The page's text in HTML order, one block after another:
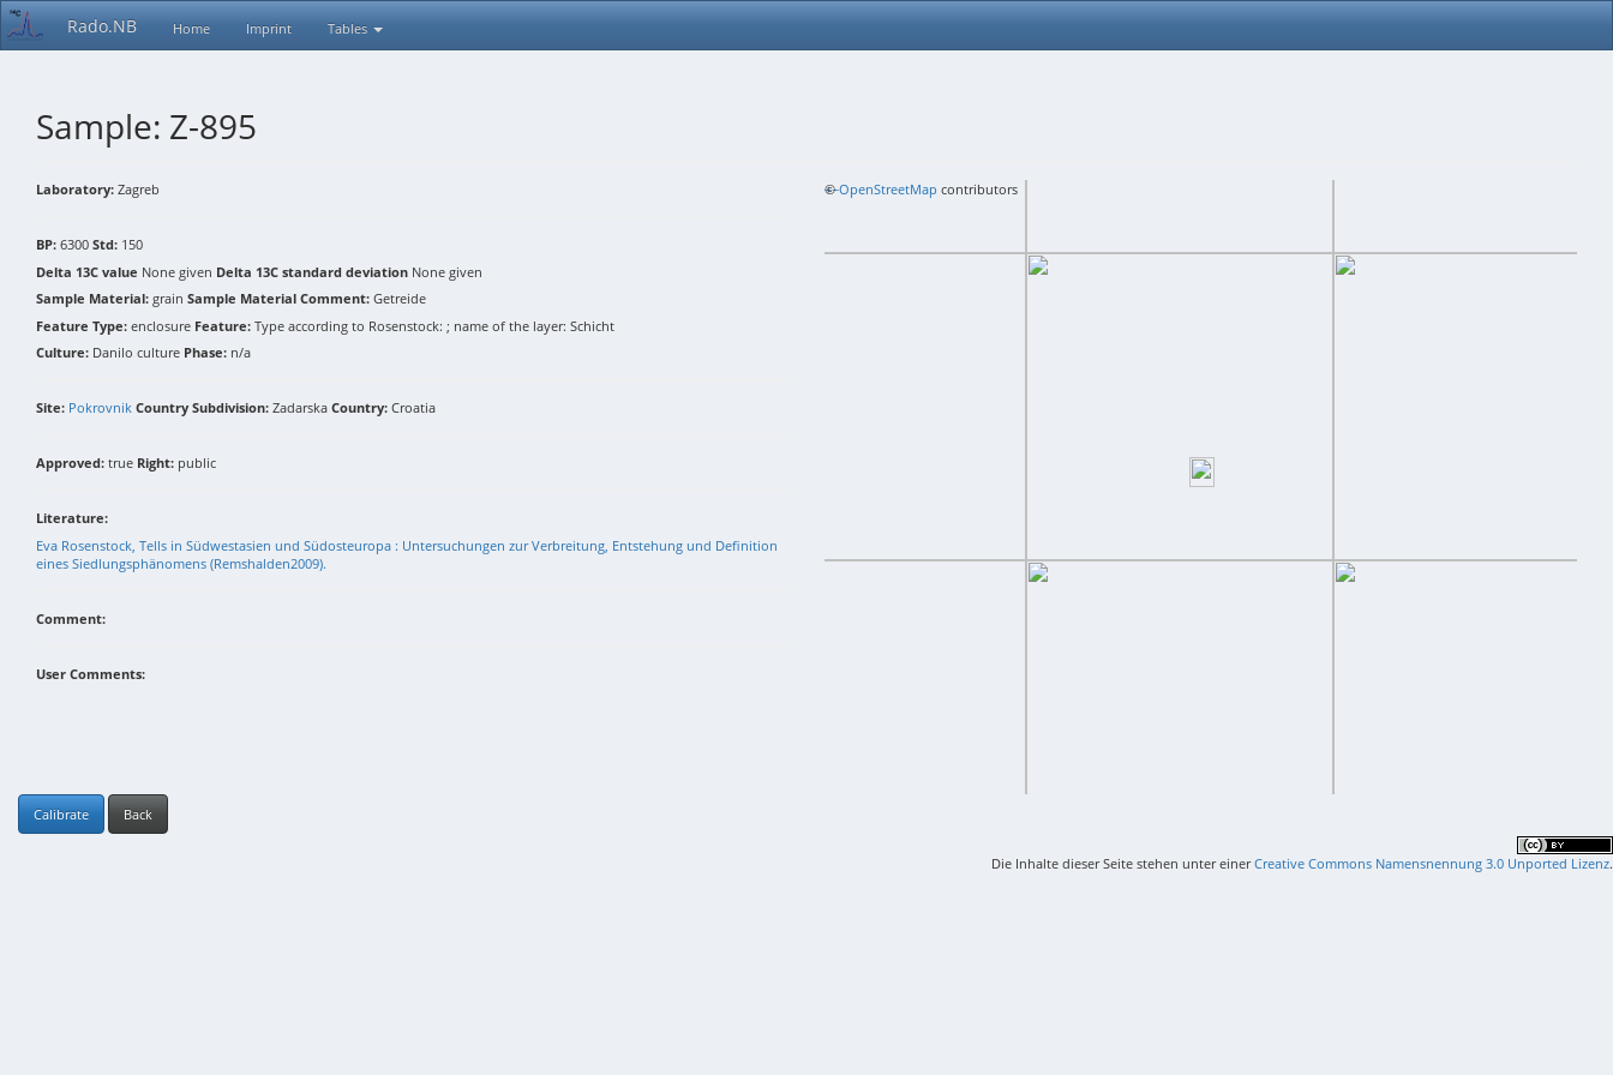
Rado.NB Home Imprint Tables
Sample: Z-895
Laboratory: Zagreb
BP: 6300 Std: 150
Delta 13C value None given Delta 13C standard deviation None given
Sample Material: grain Sample Material Comment: Getreide
Feature Type: enclosure Feature: Type according to Rosenstock: ; name of the layer: Schicht
Culture: Danilo culture Phase: n/a
Site: Pokrovnik Country Subdivision: Zadarska Country: Croatia
Approved: true Right: public
Literature:
Eva Rosenstock, Tells in Südwestasien und Südosteuropa : Untersuchungen zur Verbreitung, Entstehung und Definition
eines Siedlungsphänomens (Remshalden2009).
Comment:
User Comments:
+−
©OpenStreetMap contributors
Calibrate Back
Die Inhalte dieser Seite stehen unter einerCreative Commons Namensnennung 3.0 Unported Lizenz.